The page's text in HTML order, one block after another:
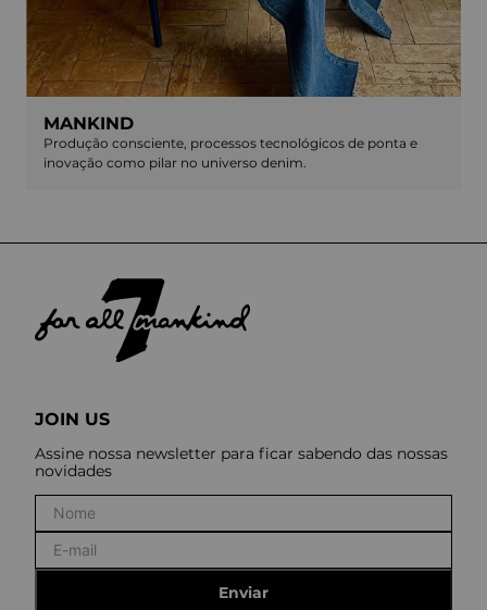
MANKIND
Produção consciente, processos tecnológicos de ponta e
inovação como pilar no universo denim.
JOIN US
Assine nossa newsletter para ficar sabendo das nossas
novidades
Enviar